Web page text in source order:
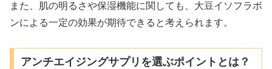
また、肌の明るさや保湿機能に関しても、大豆イソフラボ
ンによる一定の効果が期待できると考えられます。
アンチエイジングサプリを選ぶポイントとは？